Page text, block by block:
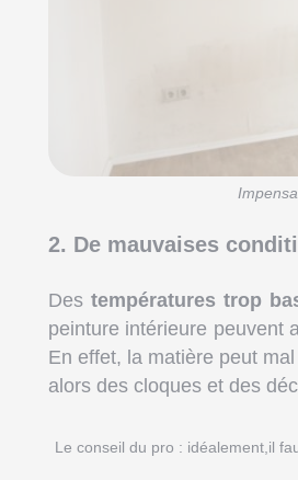
2. De mauvaises
Destempératures trop
peinture intérieure peuvent
En effet, la matière peut
alors des cloques et des
Le conseil du pro : idéalement,il